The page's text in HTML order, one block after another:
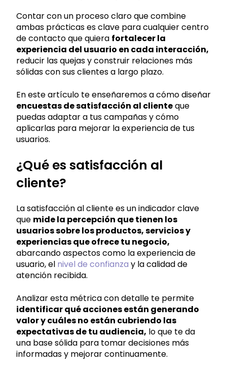
Contar con un proceso claro que combine
ambas prácticas es clave para cualquier centro
de contacto que quiera fortalecer la
experiencia del usuario en cada interacción,
reducir las quejas y construir relaciones más
sólidas con sus clientes a largo plazo.
En este artículo te enseñaremos a cómo diseñar
encuestas de satisfacción al clienteque
puedas adaptar a tus campañas y cómo
aplicarlas para mejorar la experiencia de tus
usuarios.
¿Qué es satisfacción al
cliente?
La satisfacción al cliente es un indicador clave
que mide la percepción que tienen los
usuarios sobre los productos, servicios y
experiencias que ofrece tu negocio,
abarcando aspectos como la experiencia de
usuario, el nivel de confianza y la calidad de
atención recibida.
Analizar esta métrica con detalle te permite
identificar qué acciones están generando
valor y cuáles no están cubriendo las
expectativas de tu audiencia, lo que te da
una base sólida para tomar decisiones más
informadas y mejorar continuamente.